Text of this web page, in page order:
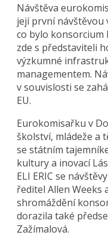
Návštěva
její první návštěvou
co bylo konsorcium
zde s představiteli
výzkumné
managementem.
v souvislosti se
EU.
Eurokomisařku v
školství, mládeže a
se státním
kultury a inovací
ELI ERIC se
ředitel Allen Weeks
shromáždění
dorazila také
Zažímalová.